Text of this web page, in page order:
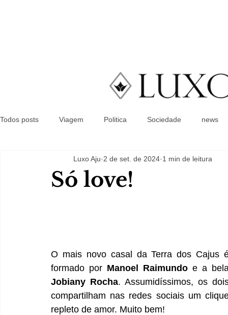
Todos posts Viagem Politica Sociedade news
Só love!
Luxo Aju 2 de set. de 2024 1 min de leitura
O mais novo casal da Terra dos Cajus
formado por Manoel Raimundo e a
Jobiany Rocha. Assumidíssimos, os
compartilham nas redes sociais um
repleto de amor. Muito bem!